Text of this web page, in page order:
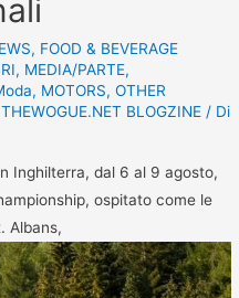
, FOOD & BEVERAGE
, MEDIA/PARTE,
, MOTORS,OTHER
THEWOGUE.NET BLOGZINE / Di
Inghilterra, dal 6 al 9 agosto,
ospitato come le
Albans,